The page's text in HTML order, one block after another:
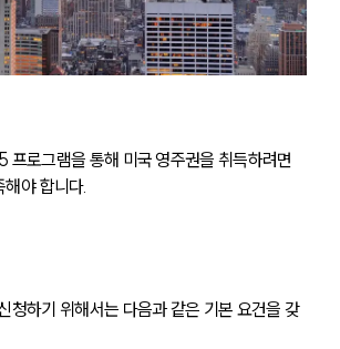
프로그램을 통해 미국 영주권을 취득하려면
야 합니다.
청하기 위해서는 다음과 같은 기본 요건을 갖